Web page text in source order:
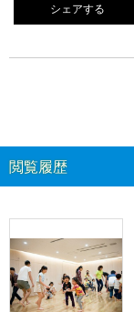
シェアする
閲覧履歴